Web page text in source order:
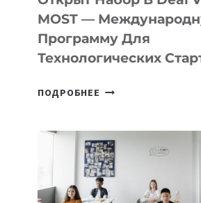
В
MOST —
Программу Для
Технологических
ПОДРОБНЕЕ ОТКРЫТ
DEAL
VELOCITY
BY
MOST